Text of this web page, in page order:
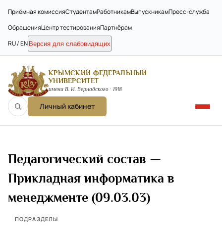
Приёмная комиссияСтудентамРаботникамВыпускникамПресс-служба
ОбращенияЦентр тестированияПартнёрам
RU / EN Версия для слабовидящих
КРЫМСКИЙ ФЕДЕРАЛЬНЫЙ
УНИВЕРСИТЕТ
имени В. И. Вернадского · 1918
Личный кабинет
Педагогический состав —
Прикладная информатика в
менеджменте (09.03.03)
ПОДРАЗДЕЛЫ